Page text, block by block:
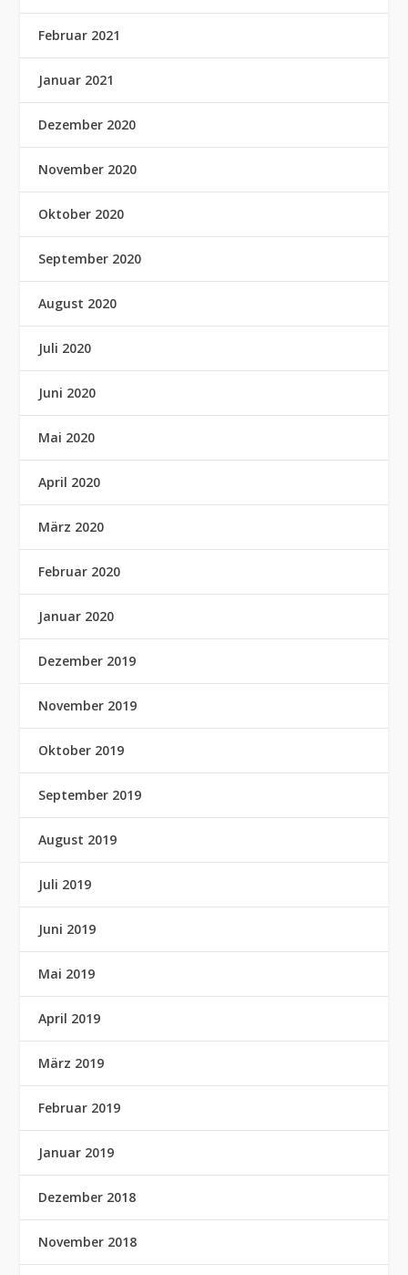
Februar 2021
Januar 2021
Dezember 2020
November 2020
Oktober 2020
September 2020
August 2020
Juli 2020
Juni 2020
Mai 2020
April 2020
März 2020
Februar 2020
Januar 2020
Dezember 2019
November 2019
Oktober 2019
September 2019
August 2019
Juli 2019
Juni 2019
Mai 2019
April 2019
März 2019
Februar 2019
Januar 2019
Dezember 2018
November 2018